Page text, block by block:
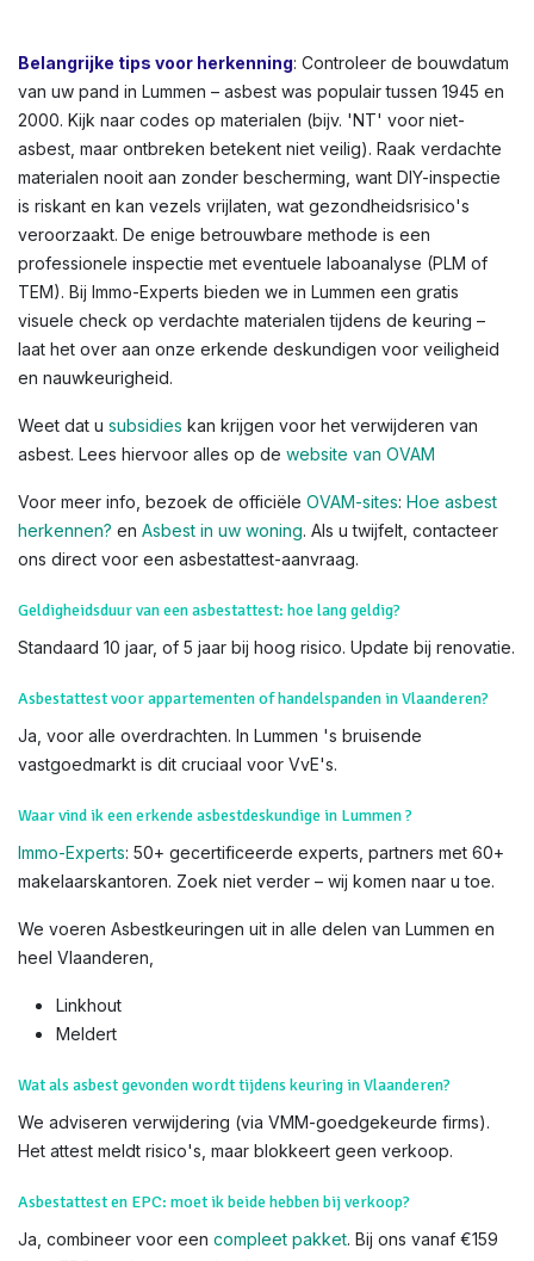
rijwoningen of appartementen. Kleuren variëren: lichtgrijs
tot donkergrijs, witachtig, of groenachtig bij
vloerbedekkingen. Voor een volledig overzicht,
raadpleeg de OVAM-infographic die asbestlocaties in een
typische woning illustreert.
Belangrijke tips voor herkenning
: Controleer de bouwdatum
van uw pand in Lummen – asbest was populair tussen 1945 en
2000. Kijk naar codes op materialen (bijv. 'NT' voor niet-
asbest, maar ontbreken betekent niet veilig). Raak verdachte
materialen nooit aan zonder bescherming, want DIY-inspectie
is riskant en kan vezels vrijlaten, wat gezondheidsrisico's
veroorzaakt. De enige betrouwbare methode is een
professionele inspectie met eventuele laboanalyse (PLM of
visuele check op verdachte materialen tijdens de keuring –
laat het over aan onze erkende deskundigen voor veiligheid
en nauwkeurigheid.
Weet dat usubsidieskan krijgen voor het verwijderen van
asbest. Lees hiervoor alles op dewebsite van OVAM
Voor meer info, bezoek de officiële OVAM-sites :Hoe asbest
ons direct voor een asbestattest-aanvraag.
Asbestattest voor appartementen of handelspanden in Vlaanderen?
Ja, voor alle overdrachten. In Lummen 's bruisende
vastgoedmarkt is dit cruciaal voor VvE's.
Waar vind ik een erkende asbestdeskundige in Lummen ?
Immo-Experts
We voeren Asbestkeuringen uit in alle delen van Lummen en
heel Vlaanderen,
Linkhout